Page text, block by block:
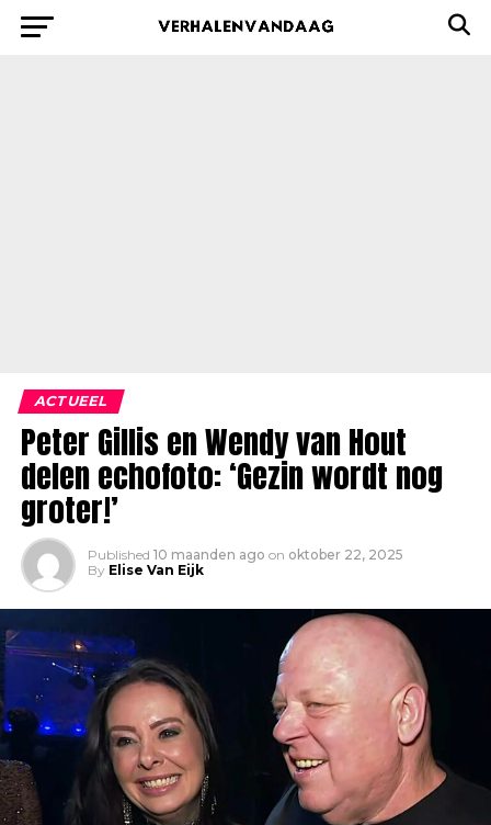
ACTUEEL
Peter Gillis en Wendy van Hout
delen echofoto: ‘Gezin wordt nog
groter!’
Published 10 maanden ago on oktober 22, 2025
By Elise Van Eijk